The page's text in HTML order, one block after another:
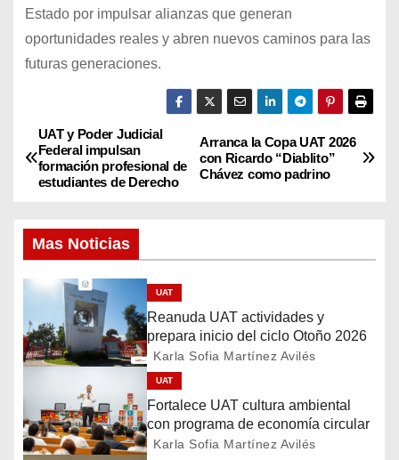
Estado por impulsar alianzas que generan
oportunidades reales y abren nuevos caminos para las
futuras generaciones.
N
a
e
g
a
c
i
ó
Arranca la Copa UAT 2026
con Ricardo “Diablito”
Chávez como padrino
UAT y Poder Judicial
Federal impulsan
formación profesional de
estudiantes de Derecho
Mas Noticias
UAT
Reanuda UAT actividades y
prepara inicio del ciclo Otoño 2026
Karla Sofia Martínez Avilés
UAT
Fortalece UAT cultura ambiental
con programa de economía circular
Karla Sofia Martínez Avilés